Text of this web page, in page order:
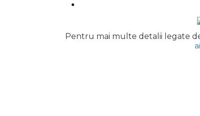
Pentru mai multe detalii legate